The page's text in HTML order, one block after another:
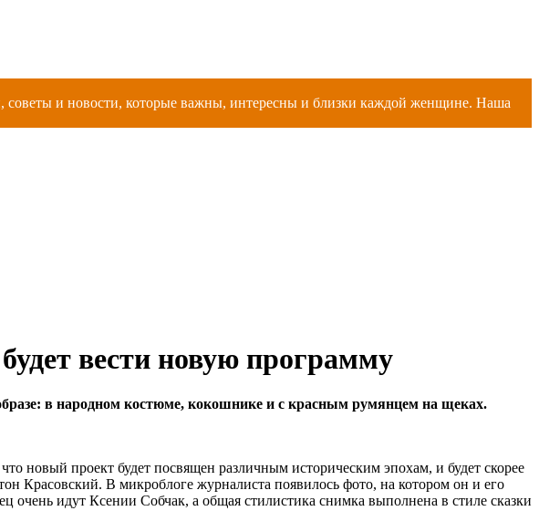
советы и новости, которые важны, интересны и близки каждой женщине. Наша
вести новую программу
в народном костюме, кокошнике и с красным румянцем на щеках.
новый проект будет посвящен различным историческим эпохам, и будет скорее
Красовский. В микроблоге журналиста появилось фото, на котором он и его
идут Ксении Собчак, а общая стилистика снимка выполнена в стиле сказки